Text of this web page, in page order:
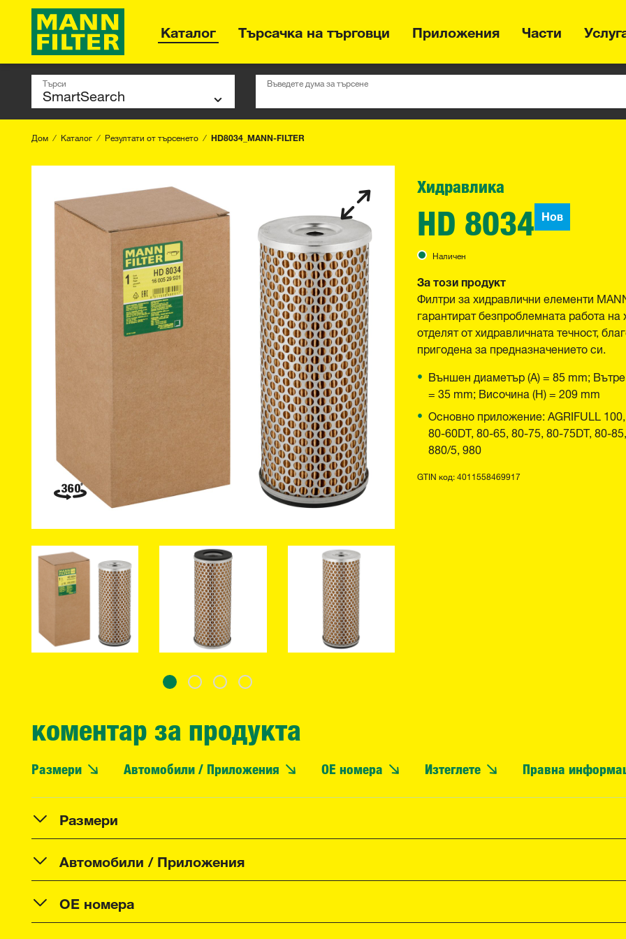
Каталог Търсачка на търговци Приложения Части
Търси Въведете дума за търсене
Дом Каталог Резултати от търсенето HD8034_MANN-FILTER
Хидравлика
HD 8034 Нов
Наличен
За този продукт
Филтри за хидравлични елементи
гарантират безпроблемната работа
отделят от хидравличната течност,
пригодена за предназначението си.
Външен диаметър (A) = 85 mm;
= 35 mm; Височина (H) = 209 mm
Основно приложение: AGRIFULL
80-60DT, 80-65, 80-75, 80-75DT, 80-
880/5, 980
GTIN код: 4011558469917
коментар за продукта
Размери Автомобили / Приложения OE номера Изтеглете Правна
Размери
Автомобили / Приложения
OE номера